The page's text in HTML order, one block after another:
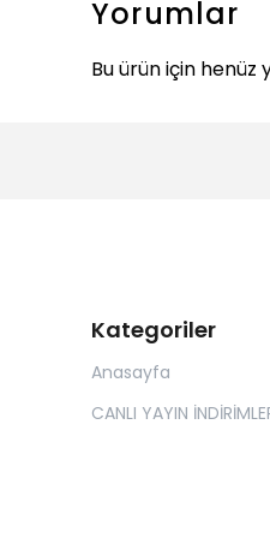
Yorumlar
Bu ürün için henüz
Kategoriler
Anasayfa
CANLI YAYIN